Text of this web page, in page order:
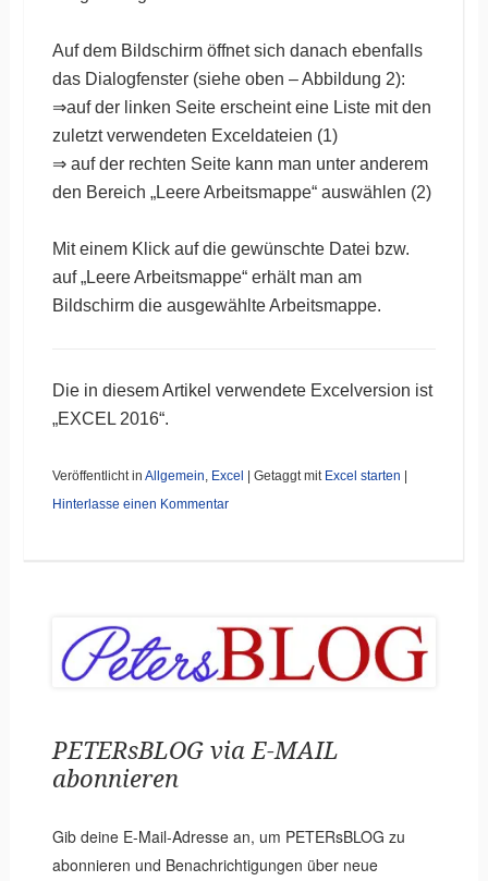
Auf dem Bildschirm öffnet sich danach ebenfalls
das Dialogfenster (siehe oben – Abbildung 2):
⇒auf der linken Seite erscheint eine Liste mit den
zuletzt verwendeten Exceldateien (1)
⇒ auf der rechten Seite kann man unter anderem
den Bereich „Leere Arbeitsmappe“ auswählen (2)
Mit einem Klick auf die gewünschte Datei bzw.
auf „Leere Arbeitsmappe“ erhält man am
Bildschirm die ausgewählte Arbeitsmappe.
Die in diesem Artikel verwendete Excelversion ist
„EXCEL 2016“.
Veröffentlicht in Allgemein, Excel Getaggt mit Excel starten
Hinterlasse einen Kommentar
PETERsBLOG via E-MAIL
abonnieren
Gib deine E-Mail-Adresse an, um PETERsBLOG zu
abonnieren und Benachrichtigungen über neue